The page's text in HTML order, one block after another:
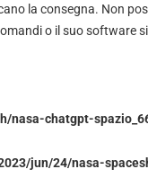
la consegna. Non
o il suo software
nasa-chatgpt-
jun/24/nasa-